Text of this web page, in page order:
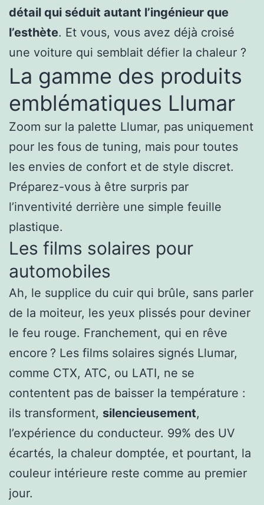
détail qui séduit autant l’ingénieur que
l’esthète. Et vous, vous avez déjà croisé
une voiture qui semblait défier la chaleur ?
La gamme des produits
emblématiques Llumar
Zoom sur la palette Llumar, pas uniquement
pour les fous de tuning, mais pour toutes
les envies de confort et de style discret.
Préparez-vous à être surpris par
l’inventivité derrière une simple feuille
plastique.
Les films solaires pour
automobiles
Ah, le supplice du cuir qui brûle, sans parler
de la moiteur, les yeux plissés pour deviner
le feu rouge. Franchement, qui en rêve
encore ? Les films solaires signés Llumar,
comme CTX, ATC, ou LATI, ne se
contentent pas de baisser la température :
ils transforment, silencieusement,
l’expérience du conducteur. 99% des UV
écartés, la chaleur domptée, et pourtant, la
couleur intérieure reste comme au premier
jour.